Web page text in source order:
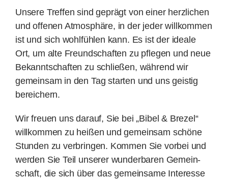
Unsere Treffen sind geprägt von einer herzlichen
und offenen Atmos­phäre, in der jeder will­kommen
ist und sich wohlfühlen kann. Es ist der ideale
Ort, um alte Freund­schaf­ten zu pflegen und neue
Bekannt­schaf­ten zu schließen, während wir
gemeinsam in den Tag starten und uns geistig
bereichern.
Wir freuen uns darauf, Sie bei „Bibel & Brezel“
willkommen zu heißen und gemein­sam schöne
Stunden zu verbringen. Kommen Sie vorbei und
werden Sie Teil unserer wunder­baren Gemein­
schaft, die sich über das gemeinsame Interesse